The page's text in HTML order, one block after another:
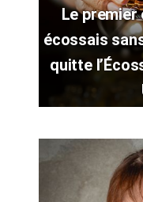
Le premier
écossais
quitte